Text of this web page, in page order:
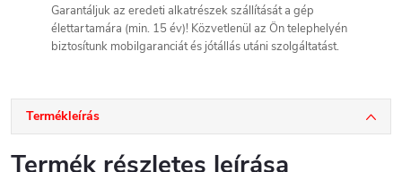
Garantáljuk az eredeti alkatrészek szállítását a gép
élettartamára (min. 15 év)! Közvetlenül az Ön telephelyén
biztosítunk mobilgaranciát és jótállás utáni szolgáltatást.
Termékleírás
Termék részletes leírása